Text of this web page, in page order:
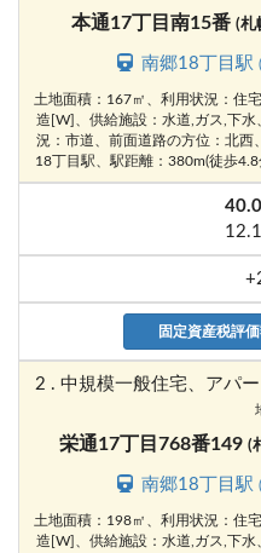
本通17丁目南15番 (札
南郷18丁目駅
土地面積：167㎡、利用状況：住
造[W]、供給施設：水道,ガス,下
況：市道、前面道路の方位：北西
18丁目駅、駅距離：380m(徒歩
40.0
12.1
固定資産税評
2 . 中規模一般住宅、アパ
栄通17丁目768番149 (
南郷18丁目駅
土地面積：198㎡、利用状況：住
造[W]、供給施設：水道,ガス,下